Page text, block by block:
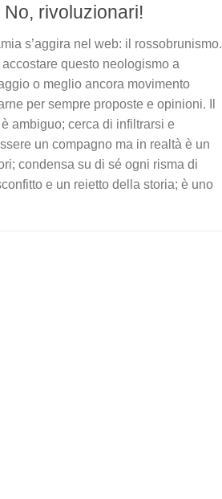
rivoluzionari!
s’aggira nel web: il rossobrunismo.
questo neologismo a
o meglio ancora movimento
per sempre proposte e opinioni. Il
ambiguo; cerca di infiltrarsi e
un compagno ma in realtà è un
condensa su di sé ogni risma di
e un reietto della storia; è uno